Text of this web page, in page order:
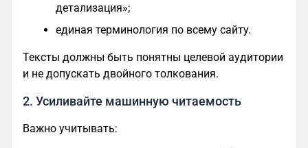
детализация»;
единая терминология по всему сайту.
Тексты должны быть понятны целевой аудитории
и не допускать двойного толкования.
2. Усиливайте машинную читаемость
Важно учитывать: